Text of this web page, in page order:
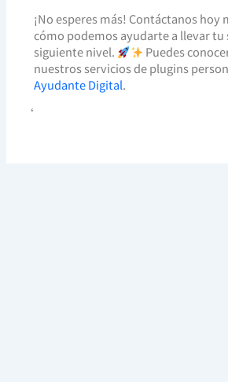
¡No esperes más! Contáctanos hoy
cómo podemos ayudarte a llevar tu
siguiente nivel.
Puedes
nuestros servicios de plugins
Ayudante Digital.
‘